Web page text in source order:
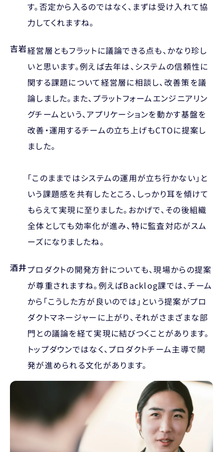
す。否定から入るのではなく、まずは受け入れて協
力してくれますね。
吉岩経営層ともフラットに議論できる点も、かなり珍し
いと思います。例えば去年は、システムの信頼性に
関する課題について経営層に相談し、改善策を議
論しました。また、プラットフォームエンジニアリン
グチームという、アプリケーションを動かす基盤を
改善・運用するチームの立ち上げもCTOに提案し
ました。
「このままではシステムの運用が立ち行かない」と
いう課題感を共有したところ、しっかり耳を傾けて
もらえて実現に至りました。おかげで、その後組織
全体としても効率化が進み、特に監査対応がスム
ーズになりましたね。
酒井プロダクトの開発方針についても、現場からの提案
が尊重されますね。例えばBacklog課では、チーム
から「こうした方が良いのでは」という提案がプロ
ダクトマネージャーに上がり、それがさまざまな部
門との議論を経て実現に結びつくことがあります。
トップダウンではなく、プロダクトチーム主導で開
発が進められる文化があります。